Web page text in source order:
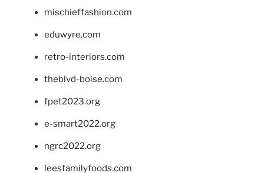
mischieffashion.com
eduwyre.com
retro-interiors.com
theblvd-boise.com
fpet2023.org
e-smart2022.org
ngrc2022.org
leesfamilyfoods.com